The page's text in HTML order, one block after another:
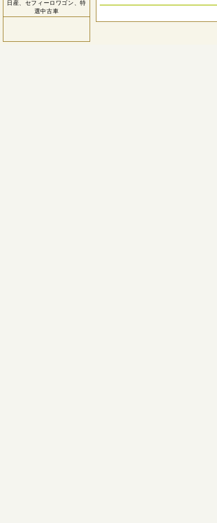
日産、セフィーロワゴン、特
選中古車